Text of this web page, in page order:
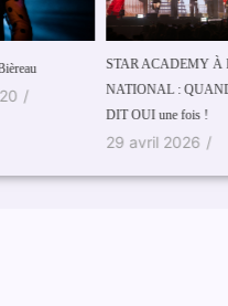
ACADEMY À FOREST
: QUAND LA BELGIQUE
Le
1